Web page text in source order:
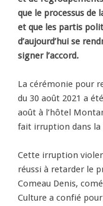
que le processus de
et que les partis
d’aujourd’hui se
signer l’accord.
La cérémonie pour
du 30 août 2021 a
août à l’hôtel
fait irruption dans la
Cette irruption
réussi à retarder le
Comeau Denis,
Culture a confié